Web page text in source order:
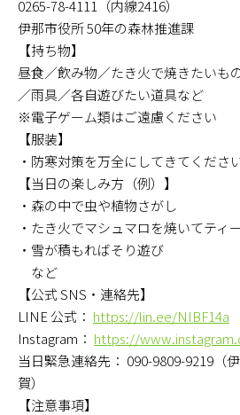
0265-78-4111（内線2416）
伊那市役所 50年の森林推進課
【持ち物】
昼食／飲み物／たき火で焼きたいも
／雨具／各自遊びたい道具など
※電子ゲーム類はご遠慮ください
【服装】
・防寒対策を万全にしてきてください
【当日の楽しみ方（例）】
・森の中で虫や植物さがし
・たき火でマシュマロを焼いてティ
・雪が積もればそり遊び
など
【公式 SNS・連絡先】
LINE 公式： https://lin.ee/NIBF14a
Instagram： https://
当日緊急連絡先： 090-9809-9219（
賀）
【注意事項】